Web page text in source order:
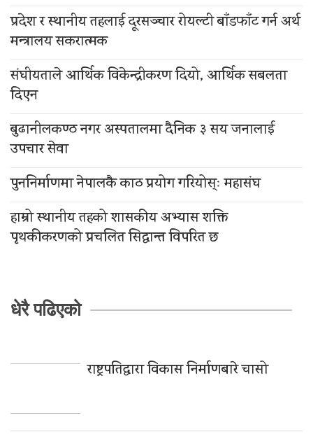
प्रदेश र स्थानीय तहलाई दूरसञ्चार रोयल्टी बाँडफाँट गर्न अर्थ
मन्त्रालय सकरात्मक
संघीयताले आर्थिक विकेन्द्रीकरण दियो, आर्थिक सबलता
दिएन
बुढानीलकण्ठ नगर अस्पतालमा दैनिक ३ सय जनालाई
उपचार सेवा
पुननिर्माणमा नेपालकै काठ प्रयोग गरियोस्ः महासंघ
हाम्रो स्थानीय तहको शासकीय अभ्यास शक्ति
पृथकीकरणको प्रचलित सिद्धान्त विपरित छ
धेरै पढिएको
राष्ट्रपतिद्वारा विकास निर्माणबारे चासो